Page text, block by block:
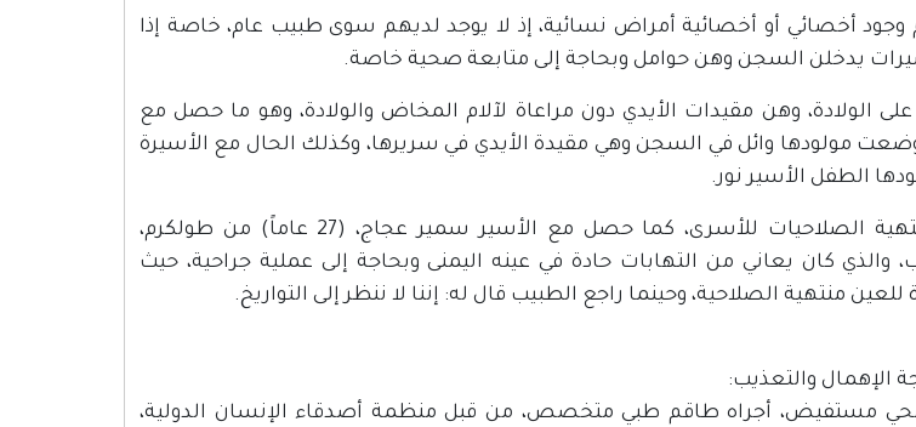
وجود أخصائي أو أخصائية أمراض نسائية، إذ لا يوجد لديهم سوى طبيب عام، خاصة إذا
يدخلن السجن وهن حوامل وبحاجة إلى متابعة صحية خاصة.
على الولادة، وهن مقيدات الأيدي دون مراعاة لآلام المخاض والولادة، وهو ما حصل مع
مولودها وائل في السجن وهي مقيدة الأيدي في سريرها، وكذلك الحال مع الأسيرة
الطفل الأسير نور.
• تقديم أدوية قديمة ومنتهية الصلاحيات للأسرى، كما حصل مع الأسير سمير عجاج، (27 عاماً) من طولكرم،
كان يعاني من التهابات حادة في عينه اليمنى وبحاجة إلى عملية جراحية، حيث
منتهية الصلاحية، وحينما راجع الطبيب قال له: إننا لا ننظر إلى التواريخ.
الإهمال والتعذيب:
صحي مستفيض، أجراه طاقم طبي متخصص، من قبل منظمة أصدقاء الإنسان الدولية،